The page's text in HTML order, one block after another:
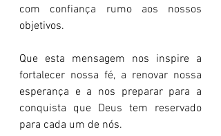
com confiança rumo aos nossos
objetivos.
Que esta mensagem nos inspire a
fortalecer nossa fé, a renovar nossa
esperança e a nos preparar para a
conquista que Deus tem reservado
para cada um de nós.